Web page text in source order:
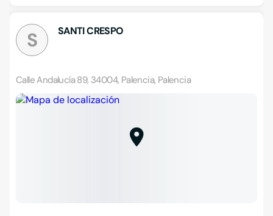
S SANTI CRESPO
Calle Andalucía 89, 34004, Palencia, Palencia